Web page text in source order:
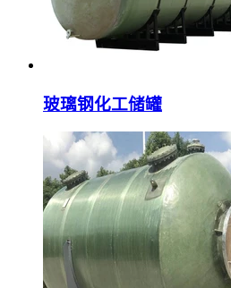
玻璃钢化工储罐